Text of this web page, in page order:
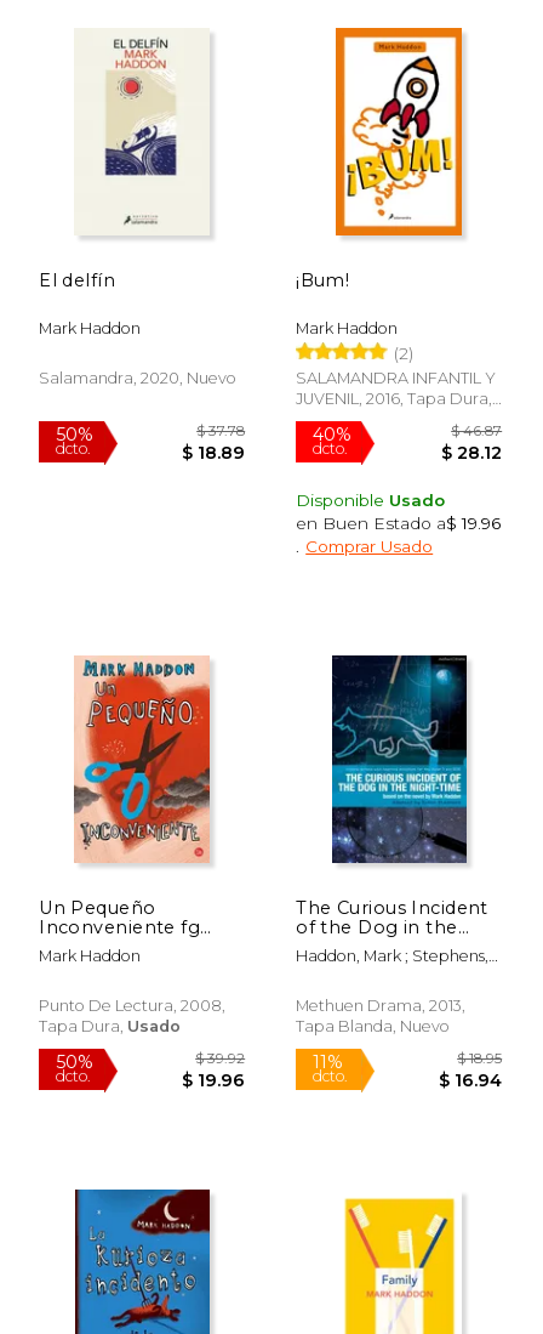
dcto. dcto.
50%
dcto.
50%
dcto.
El delfín
Mark Haddon
Salamandra, 2020, Nuevo
¡Bum!
Mark Haddon
(2)
SALAMANDRA INFANTIL Y
JUVENIL, 2016, Tapa Dura,
Nuevo
Disponible Usado
en Buen Estado a$ 19.96
Comprar Usado
Un Pequeño
Inconveniente fg
(Formato Grande)
Mark Haddon
Punto De Lectura, 2008,
Tapa Dura, Usado
The Curious Incident
of the Dog in the
Night-Time: The Play
(en Inglés)
Haddon, Mark ; Stephens,
Methuen Drama, 2013,
Tapa Blanda, Nuevo